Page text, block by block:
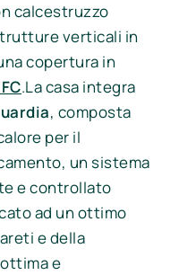
calcestruzzo
verticali in
copertura in
.La casa integra
, composta
per il
un sistema
e controllato
ad un ottimo
e della
e